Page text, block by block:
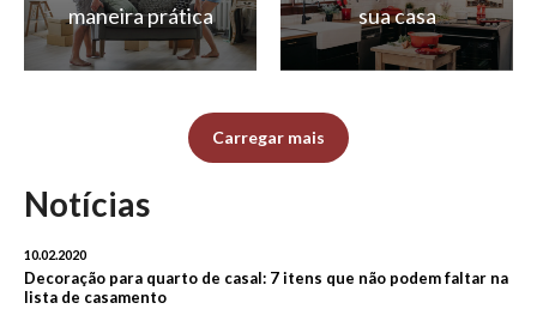
maneira prática
sua casa
Carregar mais
Notícias
10.02.2020
Decoração para quarto de casal: 7 itens que não podem faltar na
lista de casamento